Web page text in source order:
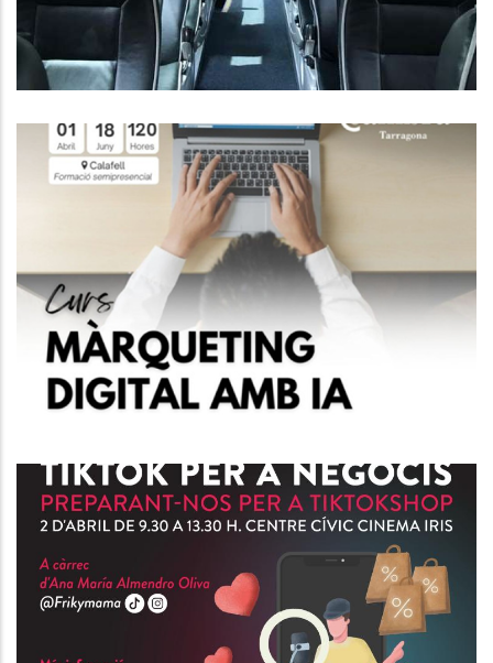
Curs IA Per Al Màrqueting Del
Futur.
P. econòmica
Curs D'Atenció Al Client I
Tècniques De Venda.
P. econòmica